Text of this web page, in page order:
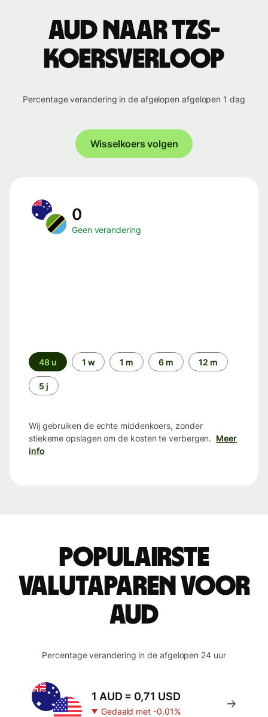
AUD naar TZS-
koersverloop
Percentage verandering in de afgelopen afgelopen 1 dag
Wisselkoers volgen
0
Geen verandering
Periode
48 u 1 w 1 m 6 m 12 m
5 j
Wij gebruiken de echte middenkoers, zonder
stiekeme opslagen om de kosten te verbergen. Meer
info
Populairste
valutaparen voor
AUD
Percentage verandering in de afgelopen 24 uur
1 AUD = 0,71 USD
Gedaald met -0.01%